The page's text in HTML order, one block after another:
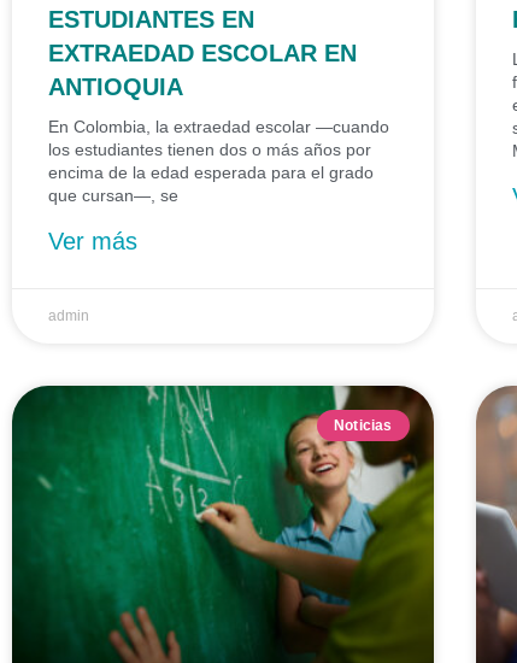
ESTUDIANTES EN
EXTRAEDAD ESCOLAR EN
ANTIOQUIA
En Colombia, la extraedad escolar —cuando
los estudiantes tienen dos o más años por
encima de la edad esperada para el grado
que cursan—, se
Ver más
admin
Noticias